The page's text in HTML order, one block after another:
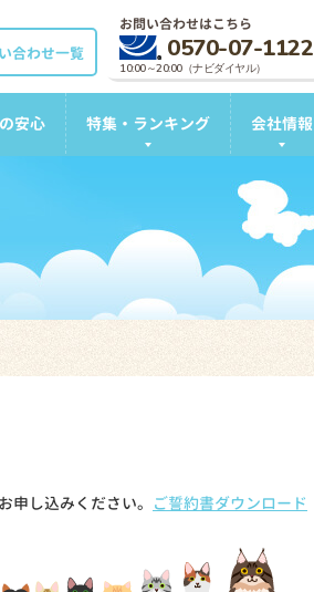
お問い合わせはこちら
0570-07-1122
10:00～20:00（ナビダイヤル）
合わせ一覧
安心 特集・ランキング 会社情報
し込みください。 ご誓約書ダウンロード